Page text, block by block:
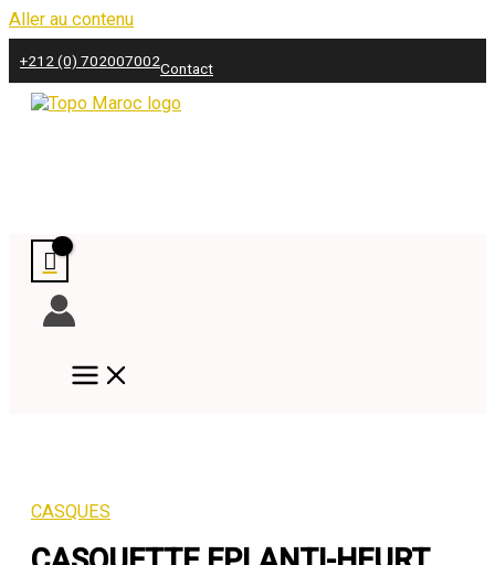
Aller au contenu
+212 (0) 702007002Contact
CASQUES